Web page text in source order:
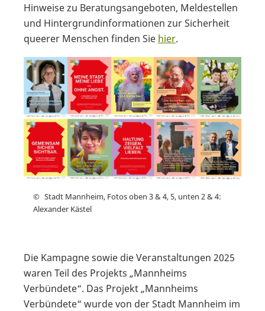
Hinweise zu Beratungsangeboten, Meldestellen
und Hintergrundinformationen zur Sicherheit
queerer Menschen finden Sie hier.
Stadt Mannheim, Fotos oben 3 & 4, 5, unten 2 & 4:
Alexander Kästel
Die Kampagne sowie die Veranstaltungen 2025
waren Teil des Projekts „Mannheims
Verbündete“. Das Projekt „Mannheims
Verbündete“ wurde von der Stadt Mannheim im